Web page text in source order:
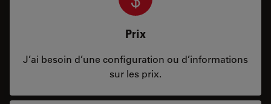
Prix
J’ai besoin d’une configuration ou d’informations
sur les prix.